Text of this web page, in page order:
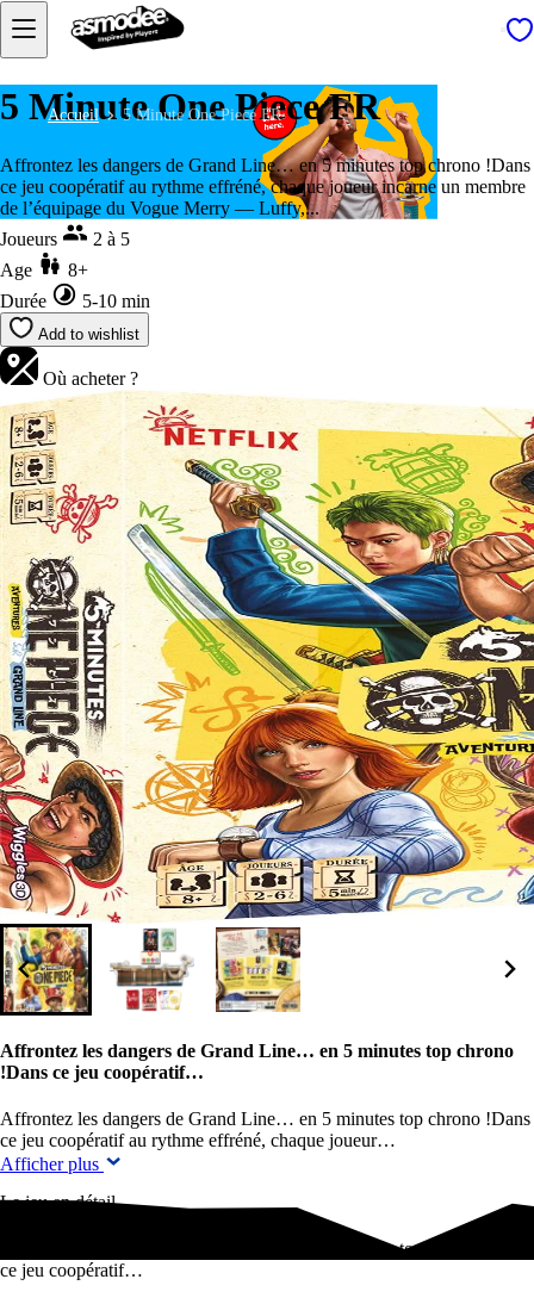
Accueil 5 Minute One Piece FR
5 Minute One Piece FR
Affrontez les dangers de Grand Line… en 5 minutes top chrono !Dans
ce jeu coopératif au rythme effréné, chaque joueur incarne un membre
de l’équipage du Vogue Merry — Luffy,...
Joueurs
2 à 5
Age
8+
Durée
5-10 min
Add to wishlist
Où acheter ?
Affrontez les dangers de Grand Line… en 5 minutes top chrono
!Dans ce jeu coopératif…
Affrontez les dangers de Grand Line… en 5 minutes top chrono !Dans
ce jeu coopératif au rythme effréné, chaque joueur…
Afficher plus
Le jeu en détail
Affrontez les dangers de Grand Line… en 5 minutes top chrono !Dans
ce jeu coopératif…